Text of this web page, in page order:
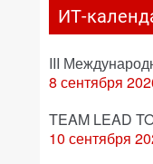
ИТ-
III
8 сентября
TEAM LEAD
10 сентября